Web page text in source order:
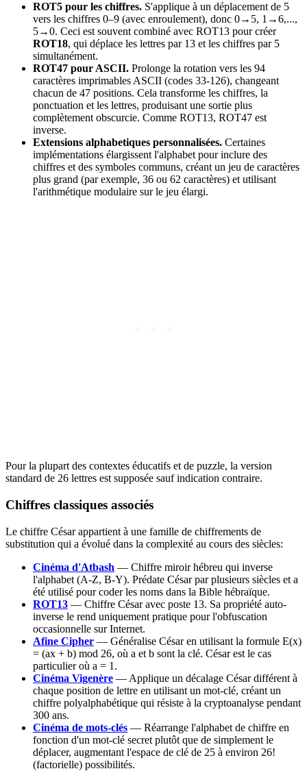
ROT5 pour les chiffres. S'applique à un déplacement de 5
vers les chiffres 0–9 (avec enroulement), donc 0→5, 1→6,...,
5→0. Ceci est souvent combiné avec ROT13 pour créer
ROT18, qui déplace les lettres par 13 et les chiffres par 5
simultanément.
ROT47 pour ASCII. Prolonge la rotation vers les 94
caractères imprimables ASCII (codes 33-126), changeant
chacun de 47 positions. Cela transforme les chiffres, la
ponctuation et les lettres, produisant une sortie plus
complètement obscurcie. Comme ROT13, ROT47 est
inverse.
Extensions alphabetiques personnalisées. Certaines
implémentations élargissent l'alphabet pour inclure des
chiffres et des symboles communs, créant un jeu de caractères
plus grand (par exemple, 36 ou 62 caractères) et utilisant
l'arithmétique modulaire sur le jeu élargi.
Pour la plupart des contextes éducatifs et de puzzle, la version
standard de 26 lettres est supposée sauf indication contraire.
Chiffres classiques associés
Le chiffre César appartient à une famille de chiffrements de
substitution qui a évolué dans la complexité au cours des siècles:
Cinéma d'Atbash — Chiffre miroir hébreu qui inverse
l'alphabet (A-Z, B-Y). Prédate César par plusieurs siècles et a
été utilisé pour coder les noms dans la Bible hébraïque.
ROT13 — Chiffre César avec poste 13. Sa propriété auto-
inverse le rend uniquement pratique pour l'obfuscation
occasionnelle sur Internet.
Afine Cipher — Généralise César en utilisant la formule E(x)
= (ax + b) mod 26, où a et b sont la clé. César est le cas
particulier où a = 1.
Cinéma Vigenère — Applique un décalage César différent à
chaque position de lettre en utilisant un mot-clé, créant un
chiffre polyalphabétique qui résiste à la cryptoanalyse pendant
300 ans.
Cinéma de mots-clés — Réarrange l'alphabet de chiffre en
fonction d'un mot-clé secret plutôt que de simplement le
déplacer, augmentant l'espace de clé de 25 à environ 26!
(factorielle) possibilités.